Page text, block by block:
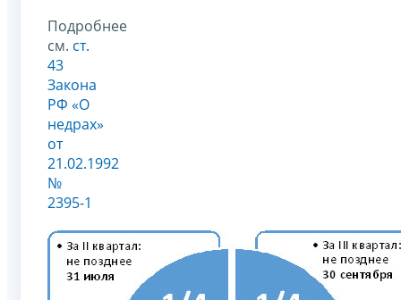
Подробнее
см. ст.
43
Закона
РФ «О
недрах»
от
21.02.1992
№
2395-1